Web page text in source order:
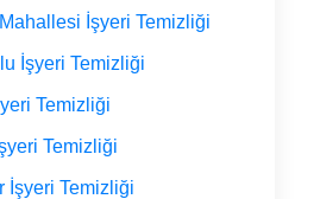
İşyeri Temizliği
İşyeri Temizliği
Temizliği
Temizliği
İşyeri Temizliği